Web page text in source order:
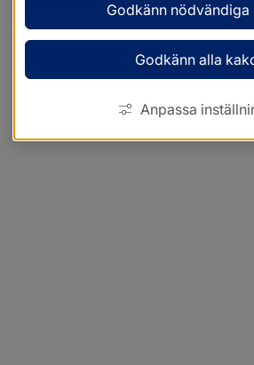
Godkänn
Godkänn alla
Anpassa